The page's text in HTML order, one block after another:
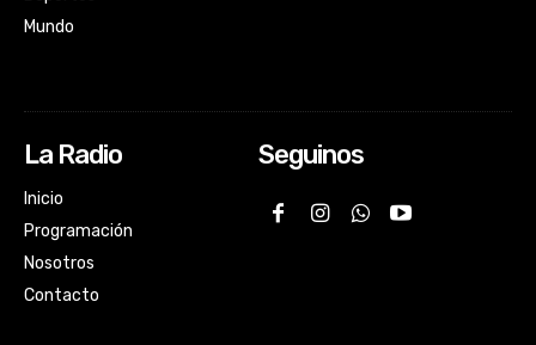
Mundo
La Radio
Inicio
Programación
Nosotros
Contacto
Seguinos